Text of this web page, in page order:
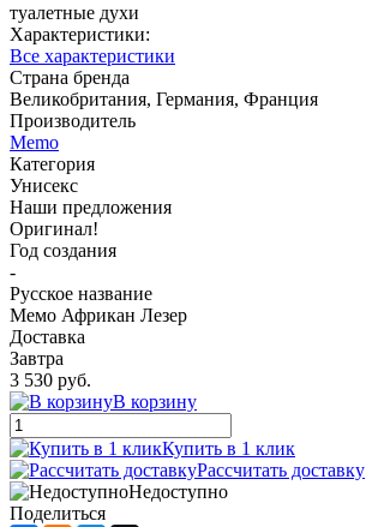
туалетные духи
Характеристики:
Все характеристики
Страна бренда
Великобритания, Германия, Франция
Производитель
Memo
Категория
Унисекс
Наши предложения
Оригинал!
Год создания
-
Русское название
Мемо Африкан Лезер
Доставка
Завтра
3 530 руб.
В корзину
Купить в 1 клик
Рассчитать доставку
Недоступно
Поделиться